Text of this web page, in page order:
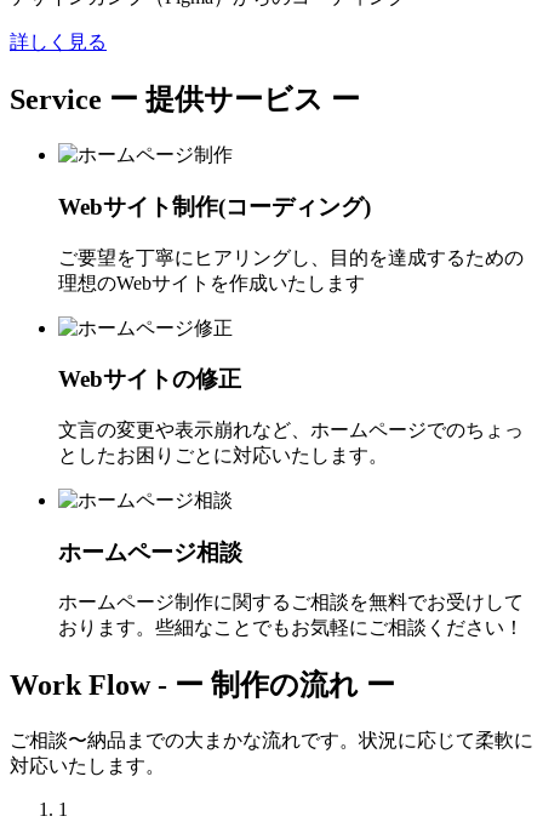
詳しく見る
Service ー 提供サービス ー
Webサイト制作(コーディング)
ご要望を丁寧にヒアリングし、目的を達成するための
理想のWebサイトを作成いたします
Webサイトの修正
文言の変更や表示崩れなど、ホームページでのちょっ
としたお困りごとに対応いたします。
ホームページ相談
ホームページ制作に関するご相談を無料でお受けして
おります。些細なことでもお気軽にご相談ください！
Work Flow - ー 制作の流れ ー
ご相談〜納品までの大まかな流れです。状況に応じて柔軟に
対応いたします。
1